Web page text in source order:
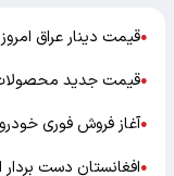
●قیمت دینار عراق امروز یکشنبه
●قیمت جدید محصولات
●آغاز فروش فوری
●افغانستان دست بردار